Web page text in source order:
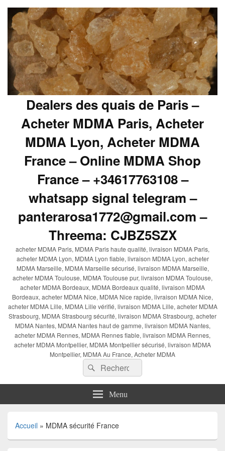
Dealers des quais de Paris –
Acheter MDMA Paris, Acheter
MDMA Lyon, Acheter MDMA
France – Online MDMA Shop
France – +34617763108 –
whatsapp signal telegram –
panterarosa1772@gmail.com –
Threema: CJBZ5SZX
acheter MDMA Paris, MDMA Paris haute qualité, livraison MDMA Paris,
acheter MDMA Lyon, MDMA Lyon fiable, livraison MDMA Lyon, acheter
MDMA Marseille, MDMA Marseille sécurisé, livraison MDMA Marseille,
acheter MDMA Toulouse, MDMA Toulouse pur, livraison MDMA Toulouse,
acheter MDMA Bordeaux, MDMA Bordeaux qualité, livraison MDMA
Bordeaux, acheter MDMA Nice, MDMA Nice rapide, livraison MDMA Nice,
acheter MDMA Lille, MDMA Lille vérifié, livraison MDMA Lille, acheter MDMA
Strasbourg, MDMA Strasbourg sécurité, livraison MDMA Strasbourg, acheter
MDMA Nantes, MDMA Nantes haut de gamme, livraison MDMA Nantes,
acheter MDMA Rennes, MDMA Rennes fiable, livraison MDMA Rennes,
acheter MDMA Montpellier, MDMA Montpellier sécurisé, livraison MDMA
Montpellier, MDMA Au France, Acheter MDMA
Recherche :
Rechercher
Menu
Accueil » MDMA sécurité France